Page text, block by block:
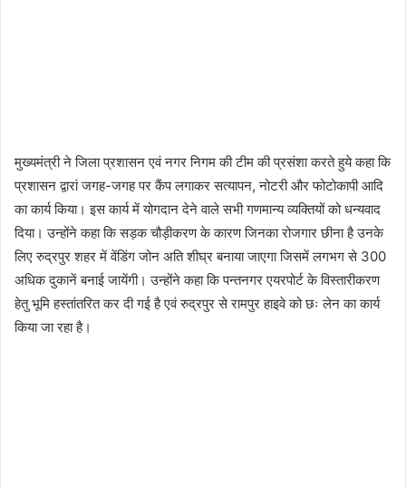
मुख्यमंत्री ने जिला प्रशासन एवं नगर निगम की टीम की प्रसंशा करते हुये कहा कि
प्रशासन द्वारां जगह-जगह पर कैंप लगाकर सत्यापन, नोटरी और फोटोकापी आदि
का कार्य किया। इस कार्य में योगदान देने वाले सभी गणमान्य व्यक्तियों को धन्यवाद
दिया। उन्होंने कहा कि सड़क चौड़ीकरण के कारण जिनका रोजगार छीना है उनके
लिए रुद्रपुर शहर में वेंडिंग जोन अति शीघ्र बनाया जाएगा जिसमें लगभग से 300
अधिक दुकानें बनाई जायेंगी। उन्होंने कहा कि पन्तनगर एयरपोर्ट के विस्तारीकरण
हेतु भूमि हस्तांतरित कर दी गई है एवं रुद्रपुर से रामपुर हाइवे को छः लेन का कार्य
किया जा रहा है।